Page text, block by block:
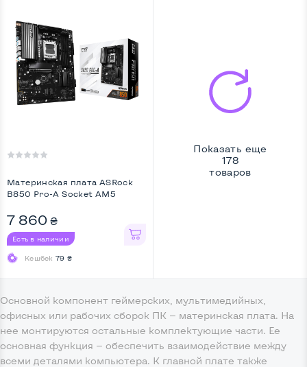
Материнская плата ASRock
B850 Pro-A Socket AM5
7 860 ₴
Есть в наличии
Кешбек 79 ₴
Показать еще
178
товаров
Основной компонент геймерских, мультимедийных,
офисных или рабочих сборок ПК — материнская плата. На
нее монтируются остальные комплектующие части. Ее
основная функция — обеспечить взаимодействие между
всеми деталями компьютера. К главной плате также